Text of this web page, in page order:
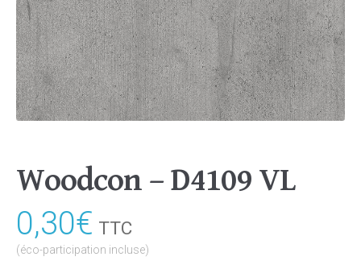
Woodcon – D4109 VL
0,30€ TTC
(éco-participation incluse)